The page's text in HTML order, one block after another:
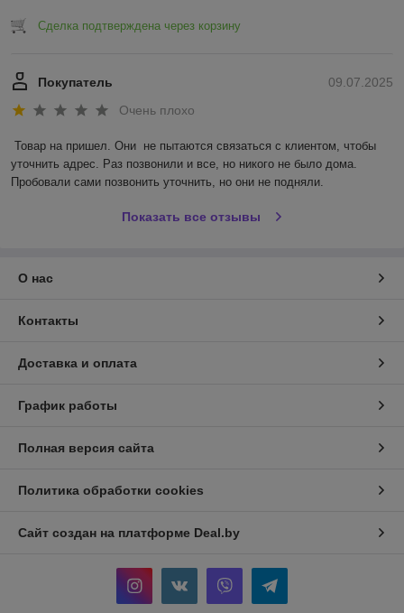
Сделка подтверждена через корзину
09.07.2025
Покупатель
Очень плохо
Товар на пришел. Они  не пытаются связаться с клиентом, чтобы
уточнить адрес. Раз позвонили и все, но никого не было дома.
Пробовали сами позвонить уточнить, но они не подняли.
Показать все отзывы
О нас
Контакты
Доставка и оплата
График работы
Полная версия сайта
Политика обработки cookies
Сайт создан на платформе Deal.by